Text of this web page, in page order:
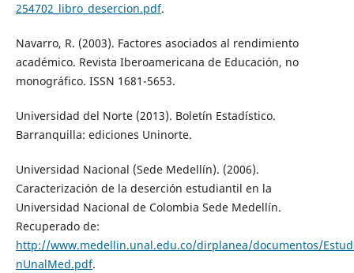
254702_libro_desercion.pdf.
Navarro, R. (2003). Factores asociados al rendimiento
académico. Revista Iberoamericana de Educación, no
monográfico. ISSN 1681-5653.
Universidad del Norte (2013). Boletín Estadístico.
Barranquilla: ediciones Uninorte.
Universidad Nacional (Sede Medellín). (2006).
Caracterización de la deserción estudiantil en la
Universidad Nacional de Colombia Sede Medellín.
Recuperado de:
http://www.medellin.unal.edu.co/dirplanea/documentos/
nUnalMed.pdf.